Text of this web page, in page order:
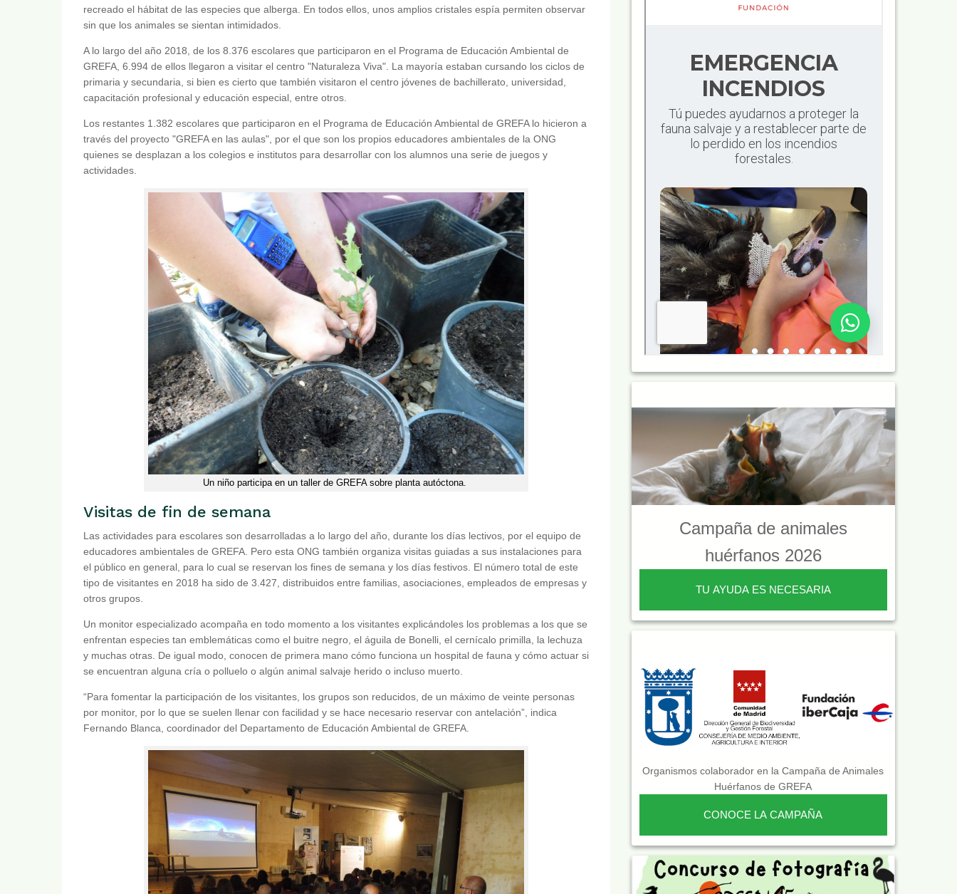
recreado el hábitat de las especies que alberga. En todos ellos, unos amplios cristales espía permiten observar
sin que los animales se sientan intimidados.
A lo largo del año 2018, de los 8.376 escolares que participaron en el Programa de Educación Ambiental de
GREFA, 6.994 de ellos llegaron a visitar el centro "Naturaleza Viva". La mayoría estaban cursando los ciclos de
primaria y secundaria, si bien es cierto que también visitaron el centro jóvenes de bachillerato, universidad,
capacitación profesional y educación especial, entre otros.
Los restantes 1.382 escolares que participaron en el Programa de Educación Ambiental de GREFA lo hicieron a
través del proyecto "GREFA en las aulas", por el que son los propios educadores ambientales de la ONG
quienes se desplazan a los colegios e institutos para desarrollar con los alumnos una serie de juegos y
actividades.
Un niño participa en un taller de GREFA sobre planta autóctona.
Visitas de fin de semana
Las actividades para escolares son desarrolladas a lo largo del año, durante los días lectivos, por el equipo de
educadores ambientales de GREFA. Pero esta ONG también organiza visitas guiadas a sus instalaciones para
el público en general, para lo cual se reservan los fines de semana y los días festivos. El número total de este
tipo de visitantes en 2018 ha sido de 3.427, distribuidos entre familias, asociaciones, empleados de empresas y
otros grupos.
Un monitor especializado acompaña en todo momento a los visitantes explicándoles los problemas a los que se
enfrentan especies tan emblemáticas como el buitre negro, el águila de Bonelli, el cernícalo primilla, la lechuza
y muchas otras. De igual modo, conocen de primera mano cómo funciona un hospital de fauna y cómo actuar si
se encuentran alguna cría o polluelo o algún animal salvaje herido o incluso muerto.
“Para fomentar la participación de los visitantes, los grupos son reducidos, de un máximo de veinte personas
por monitor, por lo que se suelen llenar con facilidad y se hace necesario reservar con antelación”, indica
Fernando Blanca, coordinador del Departamento de Educación Ambiental de GREFA.
Campaña de animales
huérfanos 2026
TU AYUDA ES NECESARIA
Organismos colaborador en la Campaña de Animales
Huérfanos de GREFA
CONOCE LA CAMPAÑA